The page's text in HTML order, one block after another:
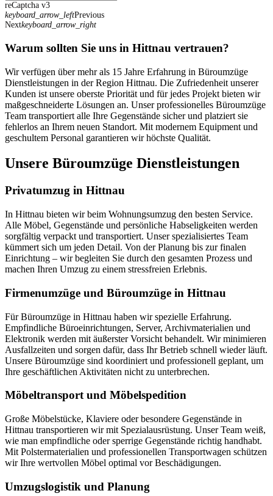
reCaptcha v3
keyboard_arrow_leftPrevious
Nextkeyboard_arrow_right
Warum sollten Sie uns in Hittnau vertrauen?
Wir verfügen über mehr als 15 Jahre Erfahrung in Büroumzüge
Dienstleistungen in der Region Hittnau. Die Zufriedenheit unserer
Kunden ist unsere oberste Priorität und für jedes Projekt bieten wir
maßgeschneiderte Lösungen an. Unser professionelles Büroumzüge
Team transportiert alle Ihre Gegenstände sicher und platziert sie
fehlerlos an Ihrem neuen Standort. Mit modernem Equipment und
geschultem Personal garantieren wir höchste Qualität.
Unsere Büroumzüge Dienstleistungen
Privatumzug in Hittnau
In Hittnau bieten wir beim Wohnungsumzug den besten Service.
Alle Möbel, Gegenstände und persönliche Habseligkeiten werden
sorgfältig verpackt und transportiert. Unser spezialisiertes Team
kümmert sich um jeden Detail. Von der Planung bis zur finalen
Einrichtung – wir begleiten Sie durch den gesamten Prozess und
machen Ihren Umzug zu einem stressfreien Erlebnis.
Firmenumzüge und Büroumzüge in Hittnau
Für Büroumzüge in Hittnau haben wir spezielle Erfahrung.
Empfindliche Büroeinrichtungen, Server, Archivmaterialien und
Elektronik werden mit äußerster Vorsicht behandelt. Wir minimieren
Ausfallzeiten und sorgen dafür, dass Ihr Betrieb schnell wieder läuft.
Unsere Büroumzüge sind koordiniert und professionell geplant, um
Ihre geschäftlichen Aktivitäten nicht zu unterbrechen.
Möbeltransport und Möbelspedition
Große Möbelstücke, Klaviere oder besondere Gegenstände in
Hittnau transportieren wir mit Spezialausrüstung. Unser Team weiß,
wie man empfindliche oder sperrige Gegenstände richtig handhabt.
Mit Polstermaterialien und professionellen Transportwagen schützen
wir Ihre wertvollen Möbel optimal vor Beschädigungen.
Umzugslogistik und Planung